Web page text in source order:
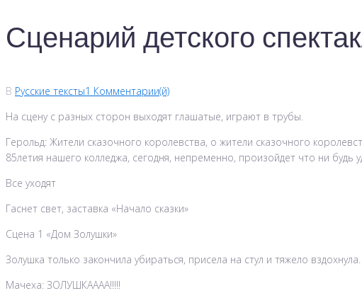
Сценарий детского
В Русские тексты1 Комментарии(й)
На сцену с разных сторон выходят глашатые, играют в трубы.
Герольд: Жители сказочного королевства, о жители сказочного
85летия нашего колледжа, сегодня, непременно, произойдет что ни
Все уходят
Гаснет свет, заставка «Начало сказки»
Сцена 1 «Дом Золушки»
Золушка только закончила убираться, присела на стул и тяжело вздохнула.
Мачеха: ЗОЛУШКАААА!!!!!